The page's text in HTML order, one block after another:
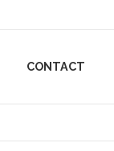
CONTACT